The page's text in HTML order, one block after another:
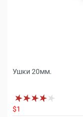
Ушки 20мм.
$1